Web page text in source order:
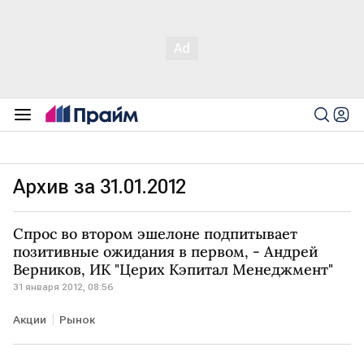
Архив за 31.01.2012
Спрос во втором эшелоне подпитывает
позитивные ожидания в первом, - Андрей
Верников, ИК "Церих Кэпитал Менеджмент"
31 января 2012, 08:56
Акции Рынок